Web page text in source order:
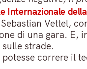
Internazionale
Vettel,
di una gara. E,
strade.
correre il